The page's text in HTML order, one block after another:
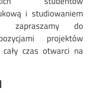
i studiowaniem
zapraszamy do
projektów
cały czas otwarci na